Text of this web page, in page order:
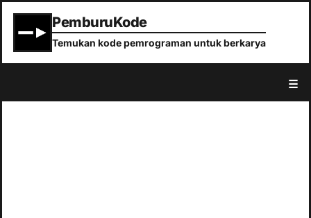
PemburuKode
Temukan kode pemrograman untuk berkarya
☰